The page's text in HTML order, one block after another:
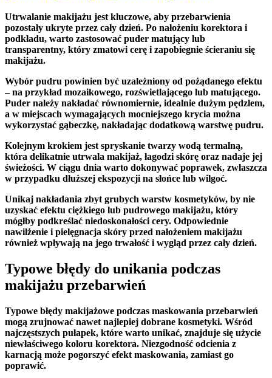
Utrwalanie makijażu jest kluczowe, aby przebarwienia
pozostały ukryte przez cały dzień. Po nałożeniu korektora i
podkładu, warto zastosować puder matujący lub
transparentny, który zmatowi cerę i zapobiegnie ścieraniu się
makijażu.
Wybór pudru powinien być uzależniony od pożądanego efektu
– na przykład mozaikowego, rozświetlającego lub matującego.
Puder należy nakładać równomiernie, idealnie dużym pędzlem,
a w miejscach wymagających mocniejszego krycia można
wykorzystać gąbeczkę, nakładając dodatkową warstwę pudru.
Kolejnym krokiem jest spryskanie twarzy wodą termalną,
która delikatnie utrwala makijaż, łagodzi skórę oraz nadaje jej
świeżości. W ciągu dnia warto dokonywać poprawek, zwłaszcza
w przypadku dłuższej ekspozycji na słońce lub wilgoć.
Unikaj nakładania zbyt grubych warstw kosmetyków, by nie
uzyskać efektu ciężkiego lub pudrowego makijażu, który
mógłby podkreślać niedoskonałości cery. Odpowiednie
nawilżenie i pielęgnacja skóry przed nałożeniem makijażu
również wpływają na jego trwałość i wygląd przez cały dzień.
Typowe błędy do unikania podczas
makijażu przebarwień
Typowe błędy makijażowe podczas maskowania przebarwień
mogą zrujnować nawet najlepiej dobrane kosmetyki. Wśród
najczęstszych pułapek, które warto unikać, znajduje się użycie
niewłaściwego koloru korektora. Niezgodność odcienia z
karnacją może pogorszyć efekt maskowania, zamiast go
poprawić.